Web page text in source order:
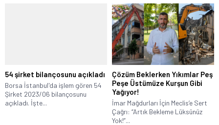
54 şirket bilançosunu açıkladı
Borsa İstanbul'da işlem gören 54
Şirket 2023/06 bilançosunu
açıkladı. İşte...
Çözüm Beklerken Yıkımlar Peş
Peşe Üstümüze Kurşun Gibi
Yağıyor!
İmar Mağdurları İçin Meclis’e Sert
Çağrı: “Artık Bekleme Lüksünüz
Yok!”...